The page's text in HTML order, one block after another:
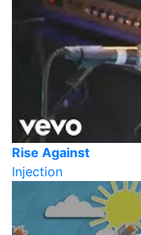
Rise Against
Injection